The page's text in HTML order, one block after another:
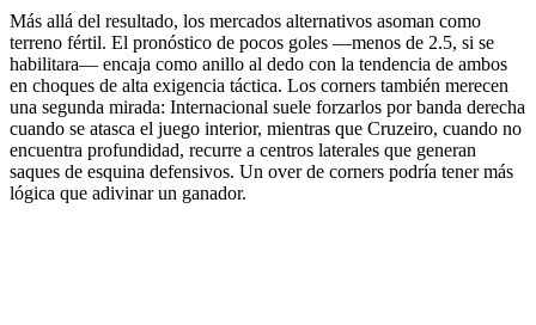
Más allá del resultado, los mercados alternativos asoman como
terreno fértil. El pronóstico de pocos goles —menos de 2.5, si se
habilitara— encaja como anillo al dedo con la tendencia de ambos
en choques de alta exigencia táctica. Los corners también merecen
una segunda mirada: Internacional suele forzarlos por banda derecha
cuando se atasca el juego interior, mientras que Cruzeiro, cuando no
encuentra profundidad, recurre a centros laterales que generan
saques de esquina defensivos. Un over de corners podría tener más
lógica que adivinar un ganador.